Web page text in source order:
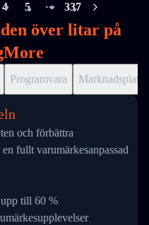
4 5
More pages
337
över litar på
Programvara Marknadsplats
och förbättra
fullt varumärkesanpassad
till 60 %